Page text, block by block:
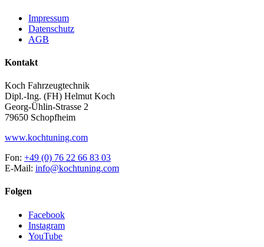
Impressum
Datenschutz
AGB
Kontakt
Koch Fahrzeugtechnik
Dipl.-Ing. (FH) Helmut Koch
Georg-Ühlin-Strasse 2
79650 Schopfheim
www.kochtuning.com
Fon: +49 (0) 76 22 66 83 03
E-Mail: info@kochtuning.com
Folgen
Facebook
Instagram
YouTube